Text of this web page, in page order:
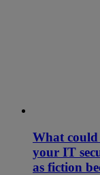
What
your IT
as fiction